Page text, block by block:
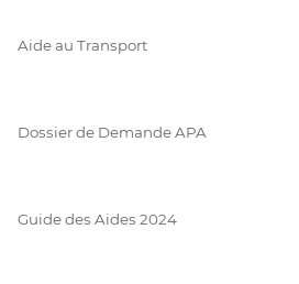
Aide au Transport
Dossier de Demande APA
Guide des Aides 2024